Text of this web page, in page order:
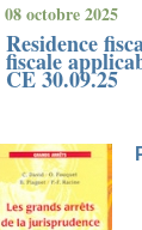
08 octobre 2025
Residence
fiscale
CE 30.09.25